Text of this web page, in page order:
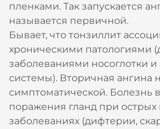
пленками. Так запускается
называется первичной.
Бывает, что тонзиллит
хроническими патологиями
заболеваниями носоглотки
системы). Вторичная ангина
симптоматической. Болезнь
поражения гланд при
заболеваниях (дифтерии,